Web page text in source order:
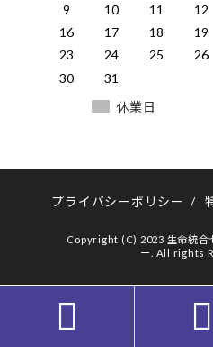
9
10 11 12
16
17 18 19
23
24 25 26
30
31
休業日
プライバシーポリシー /
Copyright (C) 2023 生命統合
ー. All rights
 